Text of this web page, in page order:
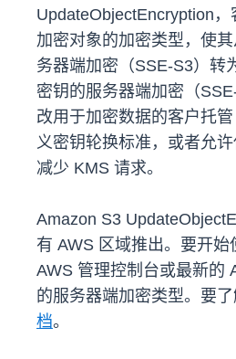
UpdateObjectEncryption
加密对象的加密类型，使
务器端加密（SSE-S3）转
密钥的服务器端加密（
改用于加密数据的客户托
义密钥轮换标准，或者允
减少 KMS 请求。
Amazon S3
有 AWS 区域推出。要开
AWS 管理控制台或最新的
的服务器端加密类型。要
档。